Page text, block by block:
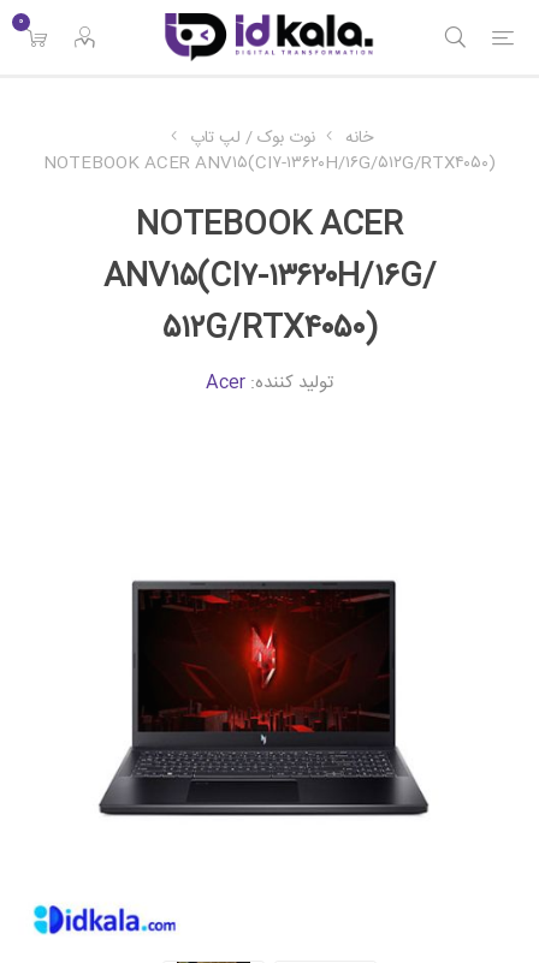
۰
خانه
نوت بوک / لپ تاپ
NOTEBOOK ACER ANV۱۵(CI۷-۱۳۶۲۰H/۱۶G/۵۱۲G/RTX۴۰۵۰)
NOTEBOOK ACER
ANV۱۵(CI۷-۱۳۶۲۰H/۱۶G/
۵۱۲G/RTX۴۰۵۰)
تولید کننده: Acer